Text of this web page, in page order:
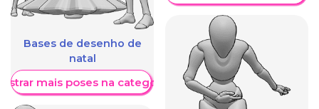
Bases de desenho de
natal
mais poses na categoria